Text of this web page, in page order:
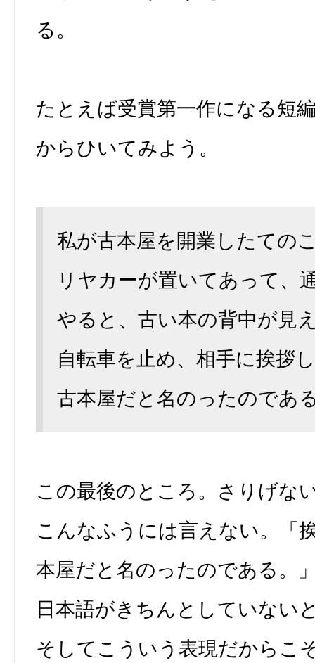
る。
たとえば受賞第一作になる短
からひいてみよう。
私が古本屋を開業したての
リヤカーが置いてあって、
やると、古い本の背中が見
自転車を止め、相手に挨拶
古本屋だと名のったのであ
この最後のところ。さりげな
こんなふうには言えない。「
本屋だと名のったのである。
日本語がきちんとしていない
そしてこういう表現だからこ